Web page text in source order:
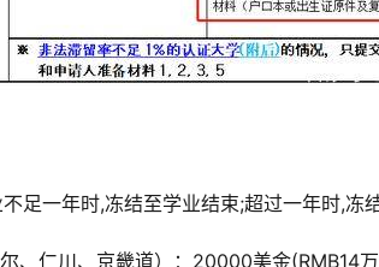
足一年时,冻结至学业结束;超过一年时,冻结
、仁川、京畿道）：20000美金(RMB14万